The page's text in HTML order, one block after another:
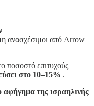
ανασχέσιμοι από Arrow
ποσοστό επιτυχούς
στο 10–15% .
της ισραηλινής